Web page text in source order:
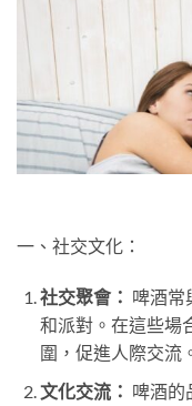
一、社交文化：
社交聚會： 啤酒常
和派對。在這些場
圍，促進人際交流
文化交流： 啤酒的